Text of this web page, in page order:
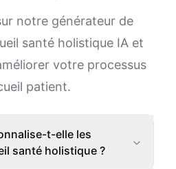
notre générateur de
santé holistique IA et
votre processus
patient.
t-elle les
santé holistique ?